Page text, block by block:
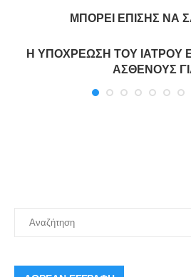
ΜΠΟΡΕΊ ΕΠΊΣΗΣ ΝΑ
Η ΥΠΟΧΡΕΩΣΗ ΤΟΥ ΙΑΤΡΟΥ
ΑΣΘΕΝΟΥΣ